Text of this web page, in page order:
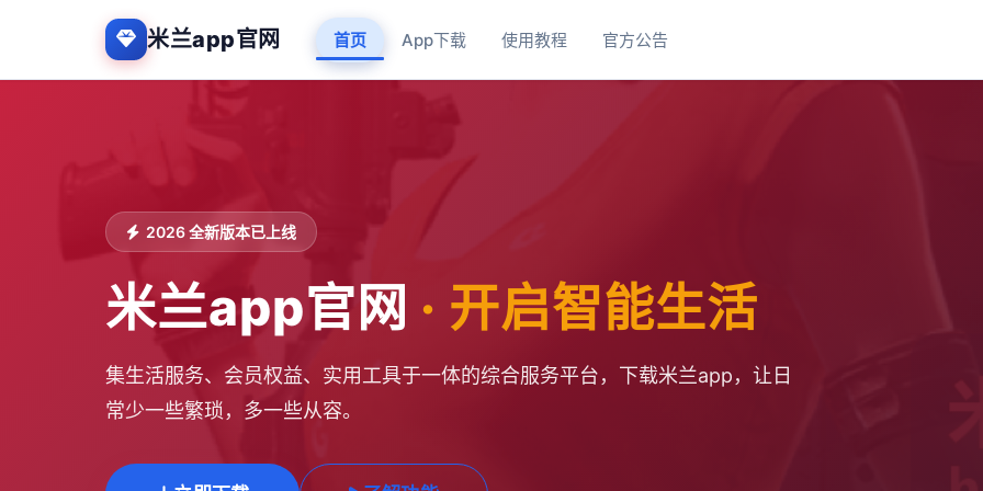
米兰app官网 首页 App下载 使用教程 官方公告
2026 全新版本已上线
米兰app官网 · 开启智能生活
集生活服务、会员权益、实用工具于一体的综合服务平台，下载米兰app，让日
常少一些繁琐，多一些从容。